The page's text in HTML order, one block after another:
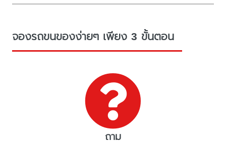
จองรถขนของง่ายๆ เพียง 3 ขั้นตอน
ถาม